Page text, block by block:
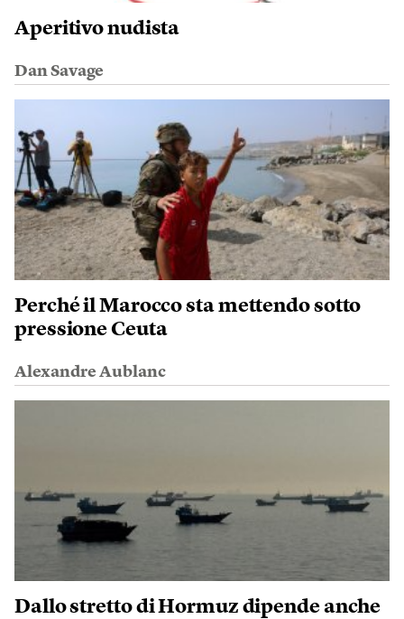
Aperitivo nudista
Dan Savage
Perché il Marocco sta mettendo sotto
pressione Ceuta
Alexandre Aublanc
Dallo stretto di Hormuz dipende anche